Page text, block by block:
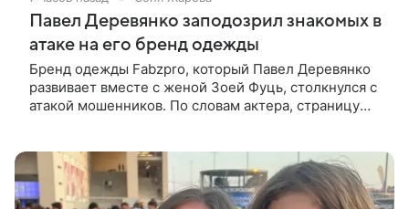
Павел Деревянко заподозрил знакомых в
атаке на его бренд одежды
Бренд одежды Fabzpro, который Павел Деревянко
развивает вместе с женой Зоей Фуць, столкнулся с
атакой мошенников. По словам актера, страницу